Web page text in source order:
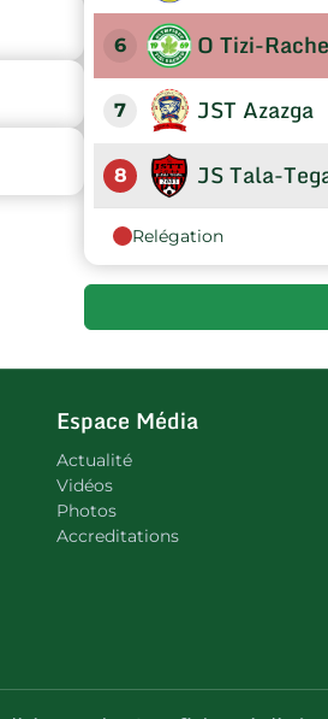
6 O Tizi-
7 JST Azazga
8 JS Tala-
Relégation
Espace Média
Actualité
Vidéos
Photos
Accreditations